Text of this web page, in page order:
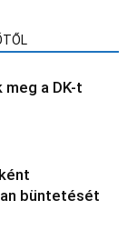
a DK-t
büntetését